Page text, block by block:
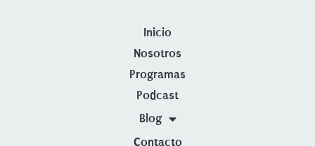
Inicio
Nosotros
Programas
Podcast
Blog
Contacto